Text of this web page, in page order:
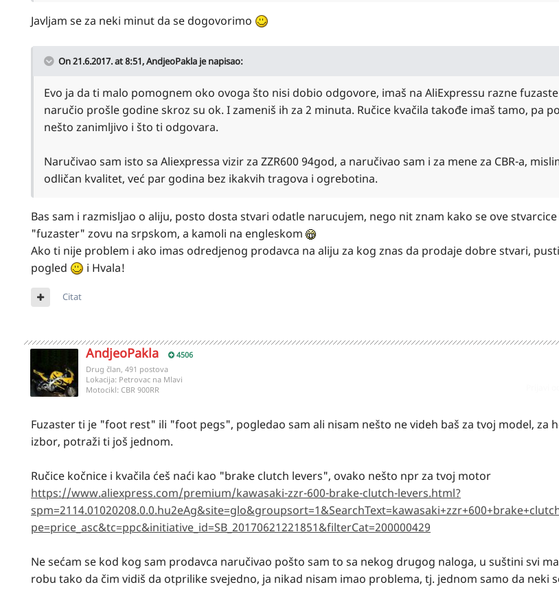
Javljam se za neki minut da se dogovorimo
On 21.6.2017. at 8:51,AndjeoPakla je napisao:
Evo ja da ti malo pomognem oko ovoga što nisi dobio odgovore, imaš na AliExpressu razne
naručio prošle godine skroz su ok. I zameniš ih za 2 minuta. Ručice kvačila takođe imaš tamo, pa
nešto zanimljivo i što ti odgovara.
Naručivao sam isto sa Aliexpressa vizir za ZZR600 94god, a naručivao sam i za mene za CBR-a,
odličan kvalitet, već par godina bez ikakvih tragova i ogrebotina.
Bas sam i razmisljao o aliju, posto dosta stvari odatle narucujem, nego nit znam kako se ove
"fuzaster" zovu na srpskom, a kamoli na engleskom
Ako ti nije problem i ako imas odredjenog prodavca na aliju za kog znas da prodaje dobre stvari,
pogled
i Hvala!
Citat
AndjeoPakla 4506
Drug član, 491 postova
Lokacija: Petrovac na Mlavi
Motocikl: CBR 900RR
Fuzaster ti je "foot rest" ili "foot pegs", pogledao sam ali nisam nešto ne videh baš za tvoj model, za
izbor, potraži ti još jednom.
Ručice kočnice i kvačila ćeš naći kao "brake clutch levers", ovako nešto npr za tvoj motor
https://www.aliexpress.com/premium/kawasaki-zzr-600-brake-clutch-levers.html?
pe=price_asc&tc=ppc&initiative_id=SB_20170621221851&filterCat=200000429
Ne sećam se kod kog sam prodavca naručivao pošto sam to sa nekog drugog naloga, u suštini svi
robu tako da čim vidiš da otprilike svejedno, ja nikad nisam imao problema, tj. jednom samo da neki